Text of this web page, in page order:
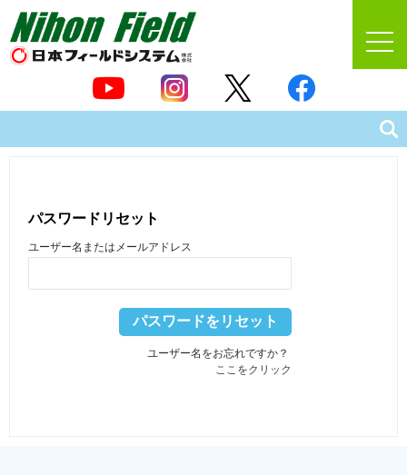
パスワードリセット
ユーザー名またはメールアドレス
ユーザー名をお忘れですか？
ここをクリック